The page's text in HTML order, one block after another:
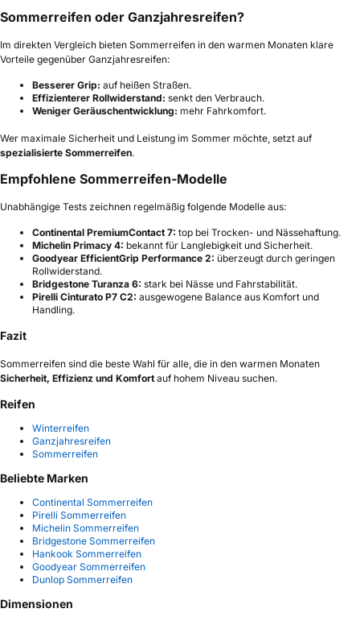
Sommerreifen oder Ganzjahresreifen?
Im direkten Vergleich bieten Sommerreifen in den warmen Monaten klare
Vorteile gegenüber Ganzjahresreifen:
Besserer Grip: auf heißen Straßen.
Effizienterer Rollwiderstand: senkt den Verbrauch.
Weniger Geräuschentwicklung: mehr Fahrkomfort.
Wer maximale Sicherheit und Leistung im Sommer möchte, setzt auf
spezialisierte Sommerreifen.
Empfohlene Sommerreifen-Modelle
Unabhängige Tests zeichnen regelmäßig folgende Modelle aus:
Continental PremiumContact 7: top bei Trocken- und Nässehaftung.
Michelin Primacy 4: bekannt für Langlebigkeit und Sicherheit.
Goodyear EfficientGrip Performance 2: überzeugt durch geringen
Rollwiderstand.
Bridgestone Turanza 6: stark bei Nässe und Fahrstabilität.
Pirelli Cinturato P7 C2: ausgewogene Balance aus Komfort und
Handling.
Fazit
Sommerreifen sind die beste Wahl für alle, die in den warmen Monaten
Sicherheit, Effizienz und Komfort auf hohem Niveau suchen.
Reifen
Winterreifen
Ganzjahresreifen
Sommerreifen
Beliebte Marken
Continental Sommerreifen
Pirelli Sommerreifen
Michelin Sommerreifen
Bridgestone Sommerreifen
Hankook Sommerreifen
Goodyear Sommerreifen
Dunlop Sommerreifen
Dimensionen